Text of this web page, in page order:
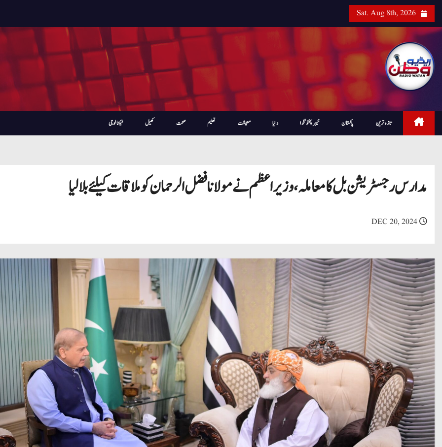
i
Sat. Aug 8th, 2026
تازہ ترین پاکستان خیبرپختونخوا دنیا معیشت تعلیم صحت کھیل ٹیکنالوجی
مدارس رجسٹریشن بل کا معاملہ، وزیراعظم نے مولانا فضل الرحمان کو ملاقات کیلئے بلالیا